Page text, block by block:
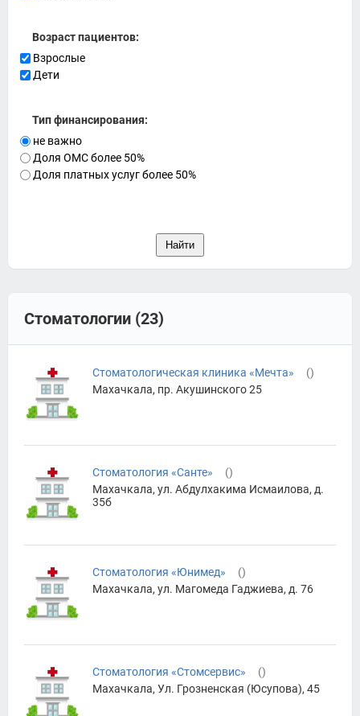
Возраст пациентов:
Взрослые
Дети
Тип финансирования:
не важно
Доля ОМС более 50%
Доля платных услуг более 50%
Стоматологии (23)
Стоматологическая клиника «Мечта» ()
Махачкала, пр. Акушинского 25
Стоматология «Санте» ()
Махачкала, ул. Абдулхакима Исмаилова, д.
35б
Стоматология «Юнимед» ()
Махачкала, ул. Магомеда Гаджиева, д. 76
Стоматология «Стомсервис» ()
Махачкала, Ул. Грозненская (Юсупова), 45